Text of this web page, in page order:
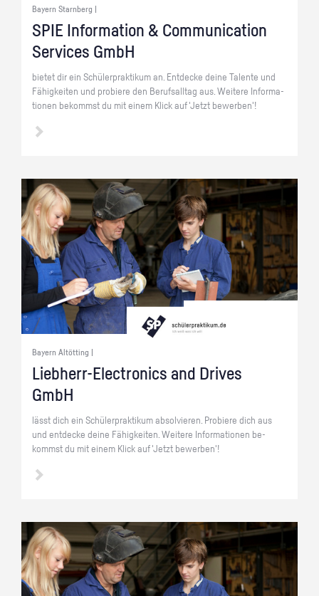
Bayern Starnberg |
SPIE In­for­ma­ti­on & Com­mu­ni­ca­ti­on
Ser­vices GmbH
bie­tet dir ein Schü­ler­prak­ti­kum an. Ent­de­cke deine Ta­len­te und
Fä­hig­kei­ten und pro­bie­re den Be­rufs­all­tag aus. Wei­te­re In­for­ma­
tio­nen be­kommst du mit einem Klick auf 'Jetzt be­wer­ben'!
Bayern Altötting |
Lieb­herr-Elec­tro­nics and Dri­ves
GmbH
lässt dich ein Schü­ler­prak­ti­kum ab­sol­vie­ren. Pro­bie­re dich aus
und ent­de­cke deine Fä­hig­kei­ten. Wei­te­re In­for­ma­tio­nen be­
kommst du mit einem Klick auf 'Jetzt be­wer­ben'!